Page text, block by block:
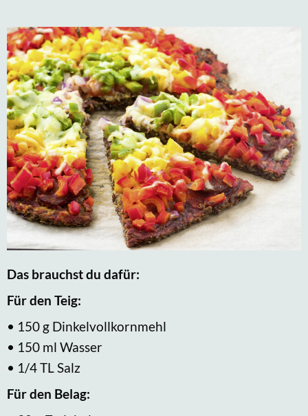
Das brauchst du dafür:
Für den Teig:
• 150 g Dinkelvollkornmehl
• 150 ml Wasser
• 1/4 TL Salz
Für den Belag: